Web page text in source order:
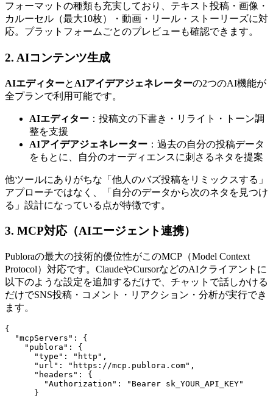
フォーマットの種類も充実しており、テキスト投稿・画像・
カルーセル（最大10枚）・動画・リール・ストーリーズに対
応。プラットフォームごとのプレビューも確認できます。
2. AIコンテンツ生成
AIエディターと AIアイデアジェネレーターの2つのAI機能が
全プランで利用可能です。
AIエディター ：投稿文の下書き・リライト・トーン調
整を支援
AIアイデアジェネレーター ：過去の自分の投稿データ
をもとに、自分のオーディエンスに刺さるネタを提案
他ツールにありがちな「他人のバズ投稿をリミックスする」
アプローチではなく、「自分のデータから次のネタを見つけ
る」設計になっている点が特徴です。
3. MCP対応（AIエージェント連携）
Publoraの最大の技術的優位性がこのMCP（Model Context
Protocol）対応です。ClaudeやCursorなどのAIクライアントに
以下のような設定を追加するだけで、チャットで話しかける
だけでSNS投稿・コメント・リアクション・分析が実行でき
ます。
{
  "mcpServers": {
    "publora": {
      "type": "http",
      "url": "https://mcp.publora.com",
      "headers": {
        "Authorization": "Bearer sk_YOUR_API_KEY"
      }